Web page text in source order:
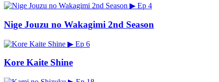
▶ Ep 4
Nige Jouzu no Wakagimi 2nd Season
▶ Ep 6
Kore Kaite Shine